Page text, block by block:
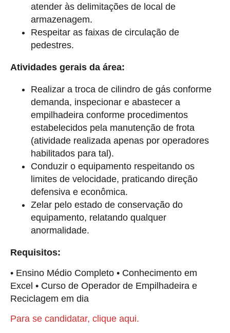
atender às delimitações de local de
armazenagem.
Respeitar as faixas de circulação de
pedestres.
Atividades gerais da área:
Realizar a troca de cilindro de gás conforme
demanda, inspecionar e abastecer a
empilhadeira conforme procedimentos
estabelecidos pela manutenção de frota
(atividade realizada apenas por operadores
habilitados para tal).
Conduzir o equipamento respeitando os
limites de velocidade, praticando direção
defensiva e econômica.
Zelar pelo estado de conservação do
equipamento, relatando qualquer
anormalidade.
Requisitos:
• Ensino Médio Completo • Conhecimento em
Excel • Curso de Operador de Empilhadeira e
Reciclagem em dia
Para se candidatar, clique aqui.